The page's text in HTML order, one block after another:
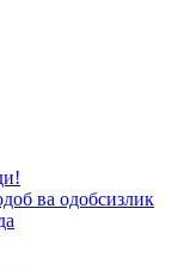
ва одобсизлик